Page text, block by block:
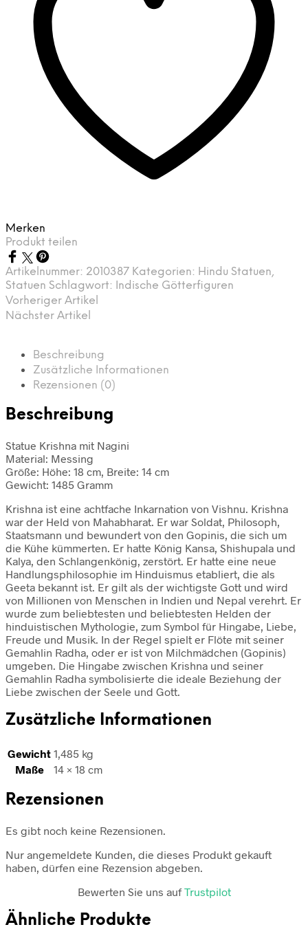
Merken
Produkt teilen
Artikelnummer: 2010387 Kategorien: Hindu Statuen,
Statuen Schlagwort: Indische Götterfiguren
Vorheriger Artikel
Nächster Artikel
Beschreibung
Zusätzliche Informationen
Rezensionen (0)
Beschreibung
Statue Krishna mit Nagini
Material: Messing
Größe: Höhe: 18 cm, Breite: 14 cm
Gewicht: 1485 Gramm
Krishna ist eine achtfache Inkarnation von Vishnu. Krishna
war der Held von Mahabharat. Er war Soldat, Philosoph,
Staatsmann und bewundert von den Gopinis, die sich um
die Kühe kümmerten. Er hatte König Kansa, Shishupala und
Kalya, den Schlangenkönig, zerstört. Er hatte eine neue
Handlungsphilosophie im Hinduismus etabliert, die als
Geeta bekannt ist. Er gilt als der wichtigste Gott und wird
von Millionen von Menschen in Indien und Nepal verehrt. Er
wurde zum beliebtesten und beliebtesten Helden der
hinduistischen Mythologie, zum Symbol für Hingabe, Liebe,
Freude und Musik. In der Regel spielt er Flöte mit seiner
Gemahlin Radha, oder er ist von Milchmädchen (Gopinis)
umgeben. Die Hingabe zwischen Krishna und seiner
Gemahlin Radha symbolisierte die ideale Beziehung der
Liebe zwischen der Seele und Gott.
Zusätzliche Informationen
Gewicht 1,485 kg
Maße
14 × 18 cm
Rezensionen
Es gibt noch keine Rezensionen.
Nur angemeldete Kunden, die dieses Produkt gekauft
haben, dürfen eine Rezension abgeben.
Bewerten Sie uns aufTrustpilot
Ähnliche Produkte